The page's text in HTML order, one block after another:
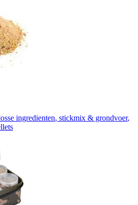
ingredienten, stickmix & grondvoer,